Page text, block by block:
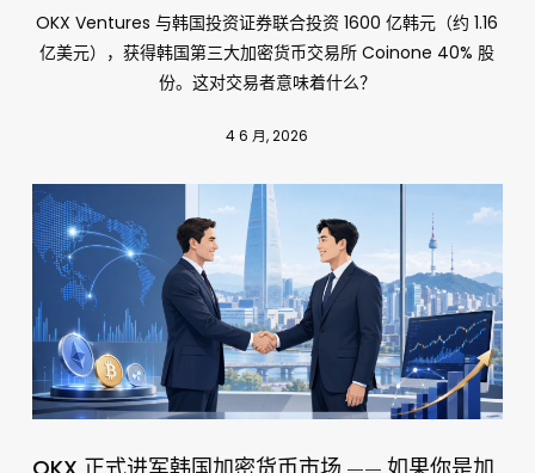
OKX Ventures 与韩国投资证券联合投资 1600 亿韩元（约 1.16
亿美元），获得韩国第三大加密货币交易所 Coinone 40% 股
份。这对交易者意味着什么？
4 6 月, 2026